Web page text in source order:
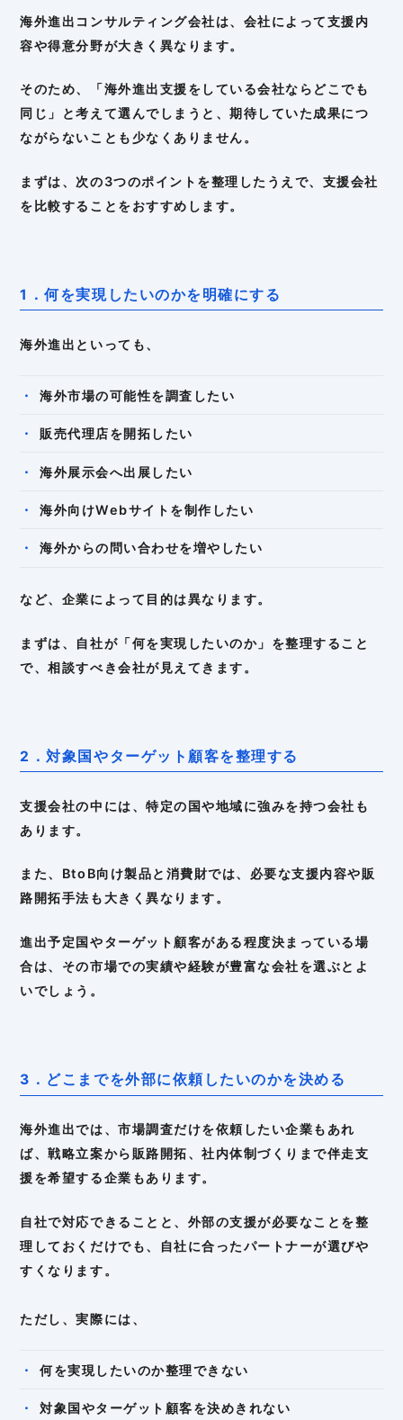
海外進出コンサルティング会社は、会社によって支援内
容や得意分野が大きく異なります。
そのため、「海外進出支援をしている会社ならどこでも
同じ」と考えて選んでしまうと、期待していた成果につ
ながらないことも少なくありません。
まずは、次の3つのポイントを整理したうえで、支援会社
を比較することをおすすめします。
1．何を実現したいのかを明確にする
海外進出といっても、
海外市場の可能性を調査したい
販売代理店を開拓したい
海外展示会へ出展したい
海外向けWebサイトを制作したい
海外からの問い合わせを増やしたい
など、企業によって目的は異なります。
まずは、自社が「何を実現したいのか」を整理すること
で、相談すべき会社が見えてきます。
2．対象国やターゲット顧客を整理する
支援会社の中には、特定の国や地域に強みを持つ会社も
あります。
また、BtoB向け製品と消費財では、必要な支援内容や販
路開拓手法も大きく異なります。
進出予定国やターゲット顧客がある程度決まっている場
合は、その市場での実績や経験が豊富な会社を選ぶとよ
いでしょう。
3．どこまでを外部に依頼したいのかを決める
海外進出では、市場調査だけを依頼したい企業もあれ
ば、戦略立案から販路開拓、社内体制づくりまで伴走支
援を希望する企業もあります。
自社で対応できることと、外部の支援が必要なことを整
理しておくだけでも、自社に合ったパートナーが選びや
すくなります。
ただし、実際には、
何を実現したいのか整理できない
対象国やターゲット顧客を決めきれない